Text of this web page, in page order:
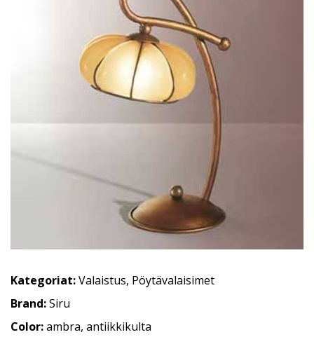
Kategoriat:Valaistus, Pöytävalaisimet
Brand:Siru
Color:ambra, antiikkikulta